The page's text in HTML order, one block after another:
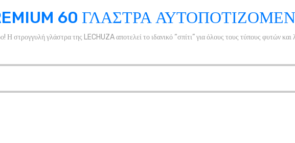
60 ΓΛΑΣΤΡΑ
Η στρογγυλή γλάστρα της LECHUZA αποτελεί το ιδανικό “σπίτι” για όλους τους τύπους φυτών